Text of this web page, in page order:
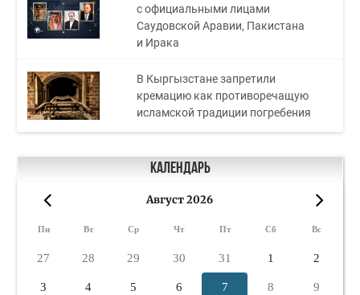
с официальными лицами
Саудовской Аравии, Пакистана
и Ирака
В Кыргызстане запретили
кремацию как противоречащую
исламской традиции погребения
Календарь
Август 2026
Пн Вт Ср Чт Пт Сб Вс
27 28 29 30 31 1 2
3 4 5 6 7 8 9